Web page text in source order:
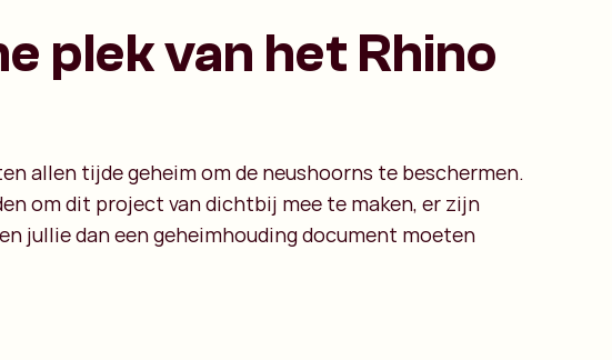
plek van het Rhino
allen tijde geheim om de neushoorns te beschermen.
om dit project van dichtbij mee te maken, er zijn
jullie dan een geheimhouding document moeten